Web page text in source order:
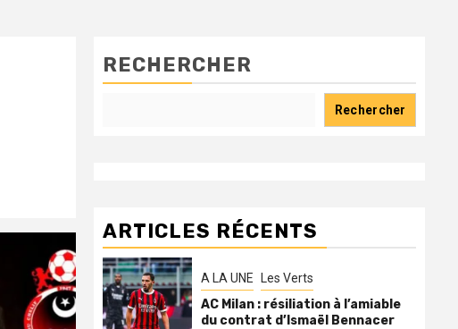
RECHERCHER
Rechercher
ARTICLES RÉCENTS
A LA UNE Les Verts
AC Milan : résiliation à l’amiable
du contrat d’Ismaël Bennacer